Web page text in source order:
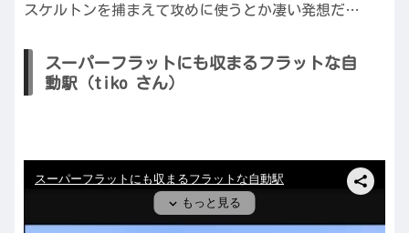
スケルトンを捕まえて攻めに使うとか凄い発想だ…
スーパーフラットにも収まるフラットな自
動駅（tiko さん）